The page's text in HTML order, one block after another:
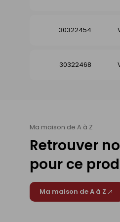
30322454
30322468
Ma maison de A à Z
Retrouver
pour ce
Ma maison de A à Z